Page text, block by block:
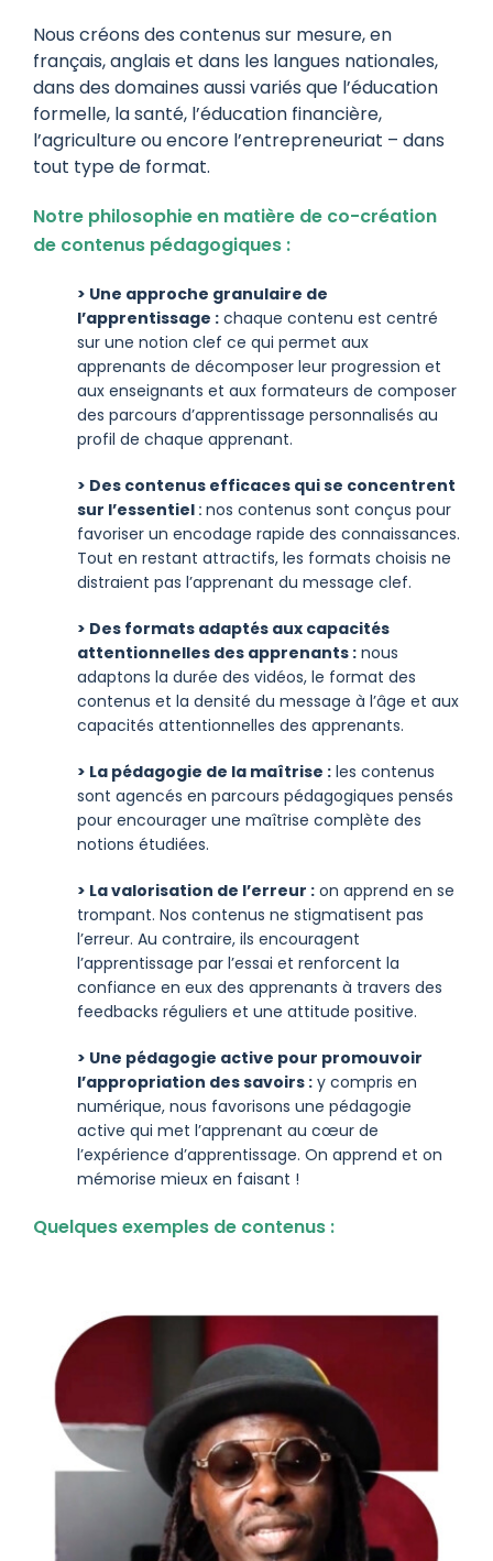
Nous créons des contenus sur mesure, en
français, anglais et dans les langues nationales,
dans des domaines aussi variés que l’éducation
formelle, la santé, l’éducation financière,
l’agriculture ou encore l’entrepreneuriat – dans
tout type de format.
Notre philosophieen matière de co-création
de contenus pédagogiques :
> Une approche granulaire de
l’apprentissage :chaque contenu est centré
sur une notion clef ce qui permet aux
apprenants de décomposer leur progression et
aux enseignants et aux formateurs de composer
des parcours d’apprentissage personnalisés au
profil de chaque apprenant.
> Des contenus efficaces qui se concentrent
sur l’essentiel : nos contenus sont conçus pour
favoriser un encodage rapide des connaissances.
Tout en restant attractifs, les formats choisis ne
distraient pas l’apprenant du message clef.
> Des formats adaptés aux capacités
attentionnelles des apprenants :nous
adaptons la durée des vidéos, le format des
contenus et la densité du message à l’âge et aux
capacités attentionnelles des apprenants.
> La pédagogie de la maîtrise :les contenus
sont agencés en parcours pédagogiques pensés
pour encourager une maîtrise complète des
notions étudiées.
> La valorisation de l’erreur :on apprend en se
trompant. Nos contenus ne stigmatisent pas
l’erreur. Au contraire, ils encouragent
l’apprentissage par l’essai et renforcent la
confiance en eux des apprenants à travers des
feedbacks réguliers et une attitude positive.
> Une pédagogie active pour promouvoir
l’appropriation des savoirs :y compris en
numérique, nous favorisons une pédagogie
active qui met l’apprenant au cœur de
l’expérience d’apprentissage. On apprend et on
mémorise mieux en faisant !
Quelques exemples de contenus :